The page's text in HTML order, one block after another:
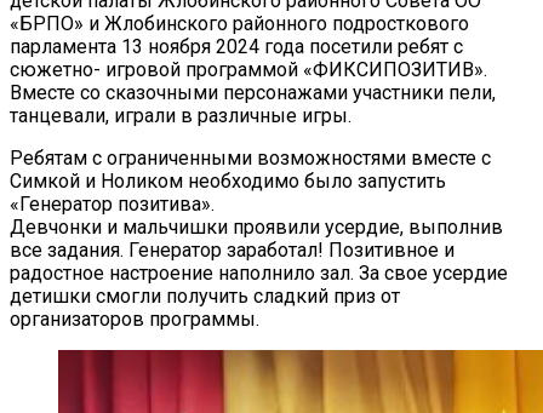
«БРПО» и Жлобинского районного подросткового
парламента 13 ноября 2024 года посетили ребят с
сюжетно- игровой программой «ФИКСИПОЗИТИВ».
Вместе со сказочными персонажами участники пели,
танцевали, играли в различные игры.
Ребятам с ограниченными возможностями вместе с
Симкой и Ноликом необходимо было запустить
«Генератор позитива».
Девчонки и мальчишки проявили усердие, выполнив
все задания. Генератор заработал! Позитивное и
радостное настроение наполнило зал. За свое усердие
детишки смогли получить сладкий приз от
организаторов программы.